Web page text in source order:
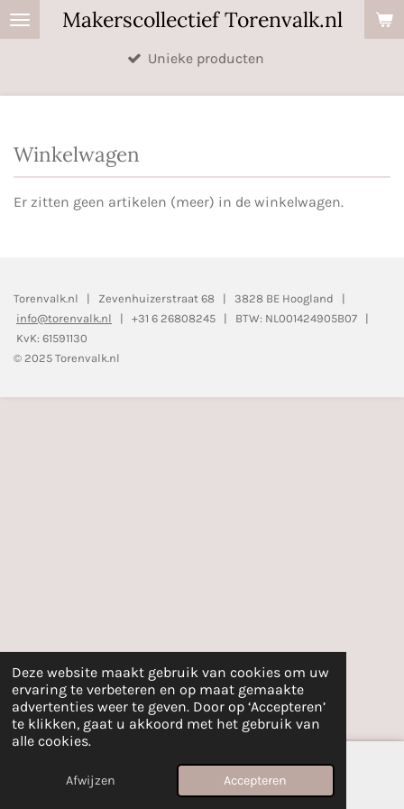
Deze website maakt gebruik van cookies om uw
ervaring te verbeteren en op maat gemaakte
advertenties weer te geven. Door op ‘Accepteren’
te klikken, gaat u akkoord met het gebruik van
alle cookies.
Afwijzen Accepteren
Ga
de
Makerscollectief Torenvalk.nl
Unieke producten
Winkelwagen
Er zitten geen artikelen (meer) in de winkelwagen.
Torenvalk.nl | Zevenhuizerstraat 68 | 3828 BE Hoogland |
info@torenvalk.nl | +31 6 26808245 | BTW: NL001424905B07 |
KvK: 61591130
© 2025 Torenvalk.nl
E-mailadres Telefoonnummer